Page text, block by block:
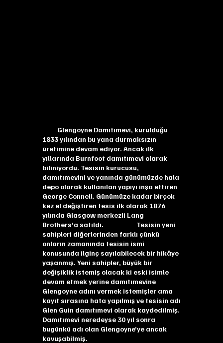
Glengoyne Damıtımevi, kurulduğu
1833 yılından bu yana durmaksızın
üretimine devam ediyor. Ancak ilk
yıllarında Burnfoot damıtımevi olarak
biliniyordu. Tesisin kurucusu,
damıtımevini ve yanında günümüzde hala
depo olarak kullanılan yapıyı inşa ettiren
George Connell. Günümüze kadar birçok
kez el değiştiren tesis ilk olarak 1876
yılında Glasgow merkezli Lang
Brothers’a satıldı. Tesisin yeni
sahipleri diğerlerinden farklı çünkü
onların zamanında tesisin ismi
konusunda ilginç sayılabilecek bir hikâye
yaşanmış. Yeni sahipler, büyük bir
değişiklik istemiş olacak ki eski isimle
devam etmek yerine damıtımevine
Glengoyne adını vermek istemişler ama
kayıt sırasına hata yapılmış ve tesisin adı
Glen Guin damıtımevi olarak kaydedilmiş.
Damıtımevi neredeyse 30 yıl sonra
bugünkü adı olan Glengoyne’ye ancak
kavuşabilmiş.